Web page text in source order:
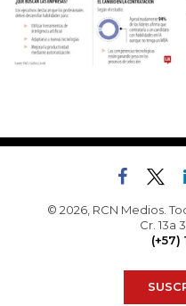
© 2026, RCN Medios.
Cr. 13a
(+57)